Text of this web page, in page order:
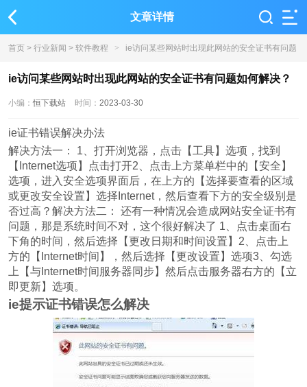
文章详情
首页 > 行业新闻 > 软件教程 > ie访问某些网站时出现此网站的安全证书有问题
如何解决？
ie访问某些网站时出现此网站的安全证书有问题如何解决？
小编：恒下载站 时间： 2023-03-30
ie证书错误解决办法
解决方法一： 1、打开浏览器，点击【工具】选项，找到
【Internet选项】点击打开2、点击上方菜单栏中的【安全】
选项，进入安全选项界面后，在上方的【选择要查看的区域
或更改安全设置】选择Internet，然后查看下方的安全级别是
否过高？解决方法二： 还有一种情况会造成网站安全证书有
问题，那是系统时间不对，这个很好解决了 1、点击桌面右
下角的时间，然后选择【更改日期和时间设置】2、点击上
方的【Internet时间】，然后选择【更改设置】选项3、勾选
上【与Internet时间服务器同步】然后点击服务器右方的【立
即更新】选项。
ie提示证书错误怎么解决